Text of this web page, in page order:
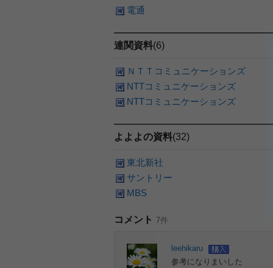
電通
連関資料(6)
ＮＴＴコミュニケーションズ
NTTコミュニケーションズ
NTTコミュニケーションズ
よよよの資料(32)
東北新社
サントリー
MBS
コメント 7件
leehikaru
参考になりまいした